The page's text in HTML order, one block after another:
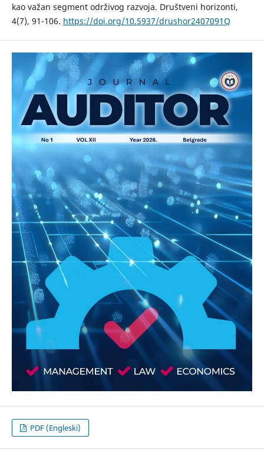
kao važan segment održivog razvoja. Društveni horizonti,
4(7), 91-106. https://doi.org/10.5937/drushor2407091Q
PDF (Engleski)